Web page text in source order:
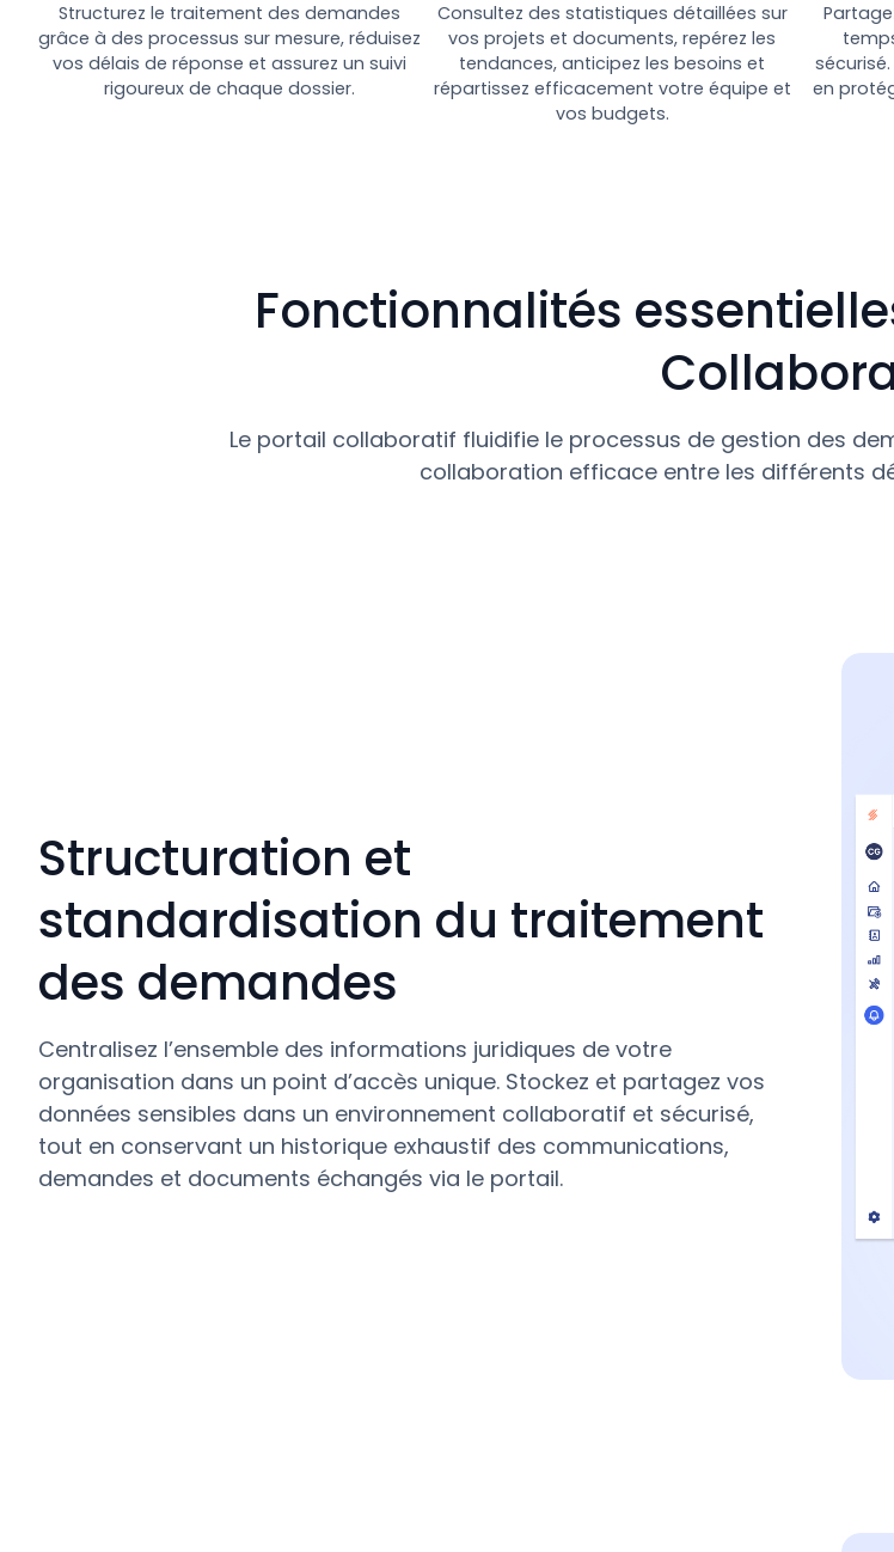
Structurez le traitement des demandes
grâce à des processus sur mesure, réduisez
vos délais de réponse et assurez un suivi
rigoureux de chaque dossier.
Consultez des statistiques détaillées sur
vos projets et documents, repérez les
tendances, anticipez les besoins et
répartissez efficacement votre équipe et
vos budgets.
en
Fonctionnalités
Le portail collaboratif fluidifie le processus de gestion des
collaboration efficace entre les différents
Structuration et
standardisation du traitement
des demandes
Centralisez l’ensemble des informations juridiques de votre
organisation dans un point d’accès unique. Stockez et partagez vos
données sensibles dans un environnement collaboratif et sécurisé,
tout en conservant un historique exhaustif des communications,
demandes et documents échangés via le portail.